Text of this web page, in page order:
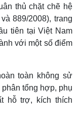
thủ chặt chẽ hệ
889/2008), trang
tiên tại Việt Nam
với một số điểm
toàn không sử
tổng hợp, phụ
hỗ trợ, kích thích